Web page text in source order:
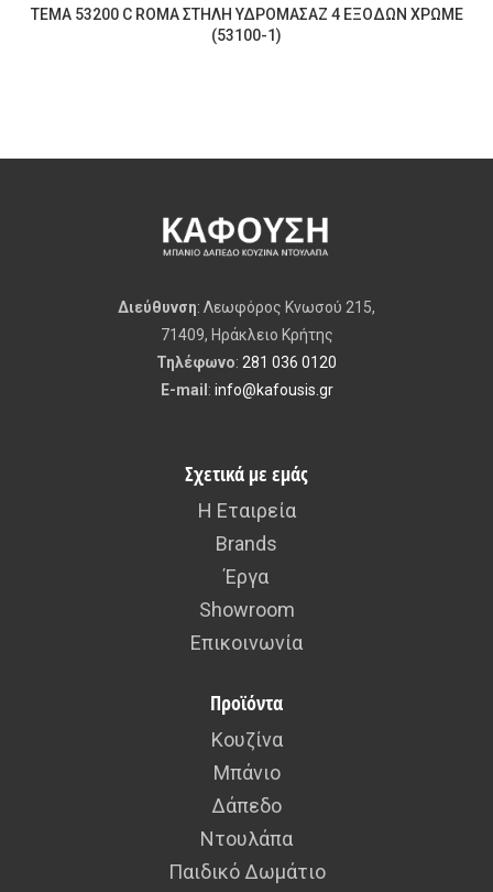
TEMA 53200 C ROMA ΣΤΗΛΗ ΥΔΡΟΜΑΣΑΖ 4 ΕΞΟΔΩΝ ΧΡΩΜΕ
(53100-1)
Διεύθυνση: Λεωφόρος Κνωσού 215,
71409, Ηράκλειο Κρήτης
Τηλέφωνο: 281 036 0120
E-mail : info@kafousis.gr
Σχετικά με εμάς
Η Εταιρεία
Brands
Έργα
Showroom
Επικοινωνία
Προϊόντα
Κουζίνα
Μπάνιο
Δάπεδο
Ντουλάπα
Παιδικό Δωμάτιο